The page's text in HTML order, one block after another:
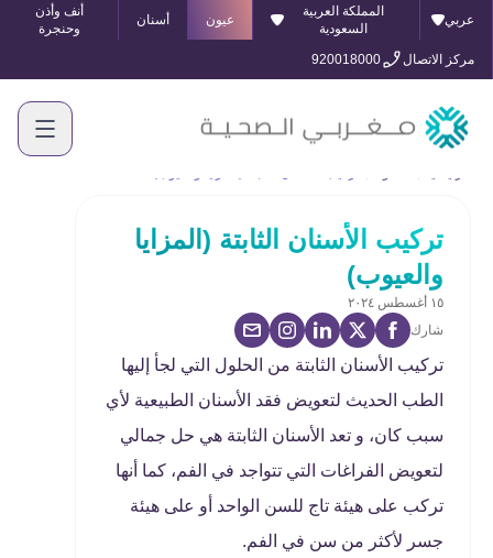
عربي
المملكة العربية
السعودية
عيون أسنان
أنف وأذن
وحنجرة
مركز الاتصال
920018000
تركيب الأسنان الثابتة (المزايا
والعيوب)
١٥ أغسطس ٢٠٢٤
شارك
تركيب الأسنان الثابتة من الحلول التي لجأ إليها
الطب الحديث لتعويض فقد الأسنان الطبيعية لأي
سبب كان، و تعد الأسنان الثابتة هي حل جمالي
لتعويض الفراغات التي تتواجد في الفم، كما أنها
تركب على هيئة تاج للسن الواحد أو على هيئة
جسر لأكثر من سن في الفم.